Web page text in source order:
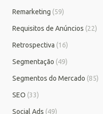
Remarketing (59)
Requisitos de Anúncios (22)
Retrospectiva (16)
Segmentação (49)
Segmentos do Mercado (85)
SEO (33)
Social Ads (49)